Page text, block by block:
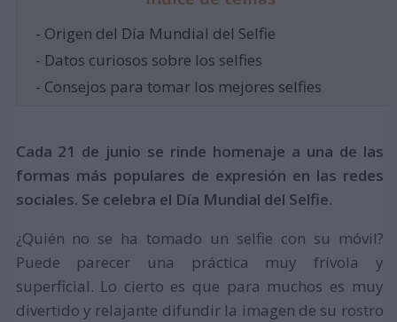
- Origen del Día Mundial del Selfie
- Datos curiosos sobre los selfies
- Consejos para tomar los mejores selfies
Cada 21 de junio se rinde homenaje a una de las
formas más populares de expresión en las redes
sociales. Se celebra el Día Mundial del Selfie.
¿Quién no se ha tomado un selfie con su móvil?
Puede parecer una práctica muy frívola y
superficial. Lo cierto es que para muchos es muy
divertido y relajante difundir la imagen de su rostro